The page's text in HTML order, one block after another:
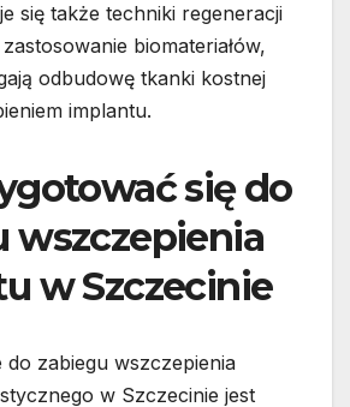
się także techniki regeneracji
biomateriałów,
odbudowę tkanki kostnej
implantu.
się do
wszczepienia
w Szczecinie
zabiegu wszczepienia
w Szczecinie jest